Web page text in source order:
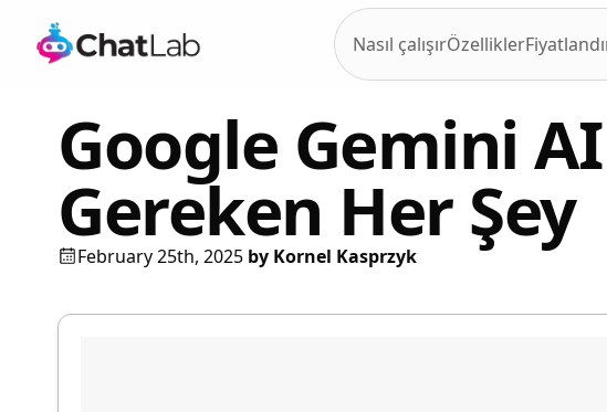
Nasıl çalışırÖzellikler
Google Gemini
Gereken Her Şey
February 25th, 2025 by Kornel Kasprzyk